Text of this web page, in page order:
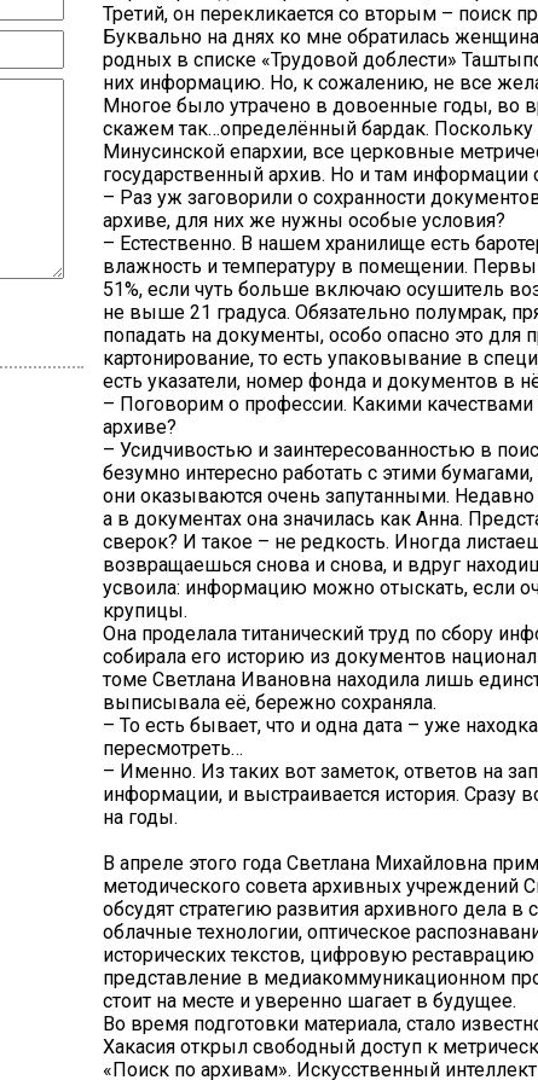
Третий, он перекликается со вторым – поиск
Буквально на днях ко мне обратилась
родных в списке «Трудовой доблести»
них информацию. Но, к сожалению, не все
Многое было утрачено в довоенные годы, во
скажем так…определённый бардак.
Минусинской епархии, все церковные
государственный архив. Но и там информации
– Раз уж заговорили о сохранности
архиве, для них же нужны особые условия?
– Естественно. В нашем хранилище есть
влажность и температуру в помещении.
51%, если чуть больше включаю осушитель
не выше 21 градуса. Обязательно полумрак,
попадать на документы, особо опасно это для
картонирование, то есть упаковывание в
есть указатели, номер фонда и документов в
– Поговорим о профессии. Какими качествами
архиве?
– Усидчивостью и заинтересованностью в
безумно интересно работать с этими
они оказываются очень запутанными.
а в документах она значилась как Анна.
сверок? И такое – не редкость. Иногда
возвращаешься снова и снова, и вдруг
усвоила: информацию можно отыскать, если
крупицы.
Она проделала титанический труд по сбору
собирала его историю из документов
томе Светлана Ивановна находила лишь
выписывала её, бережно сохраняла.
– То есть бывает, что и одна дата – уже
пересмотреть…
– Именно. Из таких вот заметок, ответов на
информации, и выстраивается история. Сразу
на годы.
В апреле этого года Светлана Михайловна
методического совета архивных учреждений
обсудят стратегию развития архивного дела
облачные технологии, оптическое
исторических текстов, цифровую
представление в медиакоммуникационном
стоит на месте и уверенно шагает в будущее.
Во время подготовки материала, стало
Хакасия открыл свободный доступ к
«Поиск по архивам». Искусственный